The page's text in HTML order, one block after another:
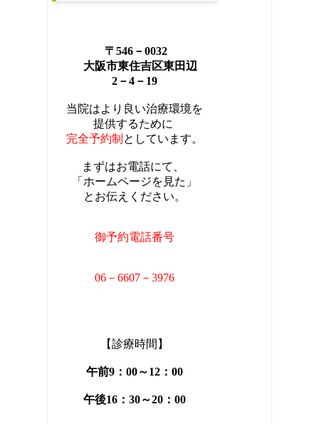
〒546－0032
大阪市東住吉区東田辺
2－4－19
当院はより良い治療環境を
提供するために
完全予約制 としています。
まずはお電話にて、
「ホームページを見た」
とお伝えください。
御予約電話番号
06－6607－3976
【診療時間】
午前9：00～12：00
午後16：30～20：00